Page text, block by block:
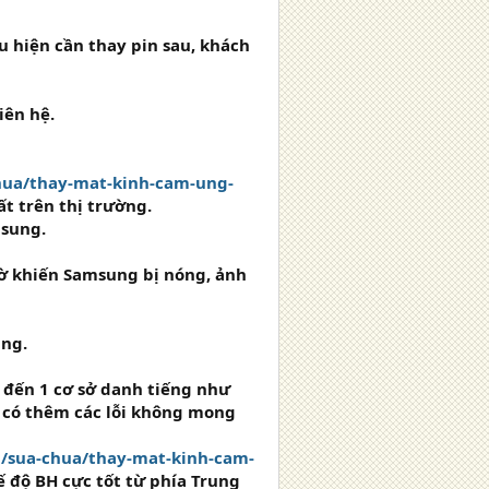
hiện cần thay pin sau, khách
hệ.
thay-mat-kinh-cam-ung-
trên thị trường.
Samsung bị nóng, ảnh
1 cơ sở danh tiếng như
thêm các lỗi không mong
chua/thay-mat-kinh-cam-
BH cực tốt từ phía Trung